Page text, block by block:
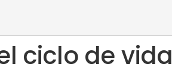
ciclo de vida